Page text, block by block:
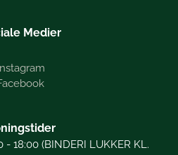
Medier
18:00 (BINDERI LUKKER KL.